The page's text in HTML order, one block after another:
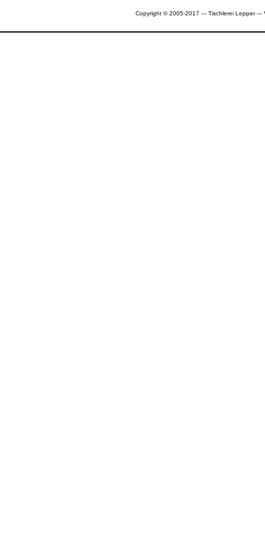
Copyright © 2005-2017 --- Tischlerei Lepper